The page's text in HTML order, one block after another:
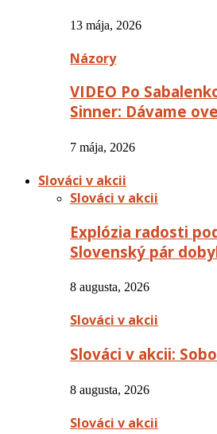
13 mája, 2026
Názory
VIDEO Po
Sinner: Dávame
7 mája, 2026
Slováci v akcii
Slováci v akcii
Explózia radosti
Slovenský pár
8 augusta, 2026
Slováci v akcii
Slováci v akcii:
8 augusta, 2026
Slováci v akcii